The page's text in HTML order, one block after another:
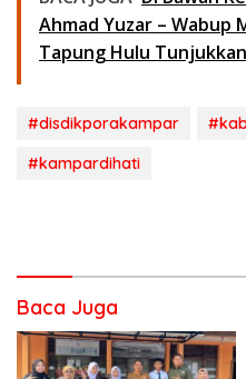
Ahmad Yuzar – Wabup
Tapung Hulu
#disdikporakampar
#kampardihati
Baca Juga